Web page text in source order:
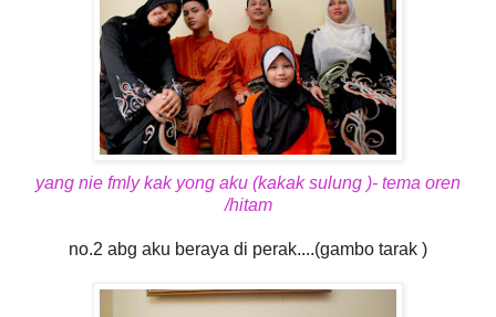
yang nie fmly kak yong aku (kakak sulung )- tema oren
/hitam
no.2 abg aku beraya di perak....(gambo tarak )